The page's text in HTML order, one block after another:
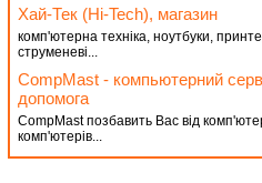
Хай-Тек (Hi-Tech), магазин
комп'ютерна техніка, ноутбуки,
струменеві...
CompMast - компьютерний
допомога
CompMast позбавить Вас від
комп'ютерів...